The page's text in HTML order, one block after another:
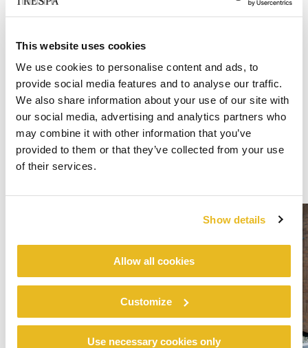
This website uses cookies
We use cookies to personalise content and ads, to
provide social media features and to analyse our traffic.
We also share information about your use of our site with
our social media, advertising and analytics partners who
may combine it with other information that you’ve
provided to them or that they’ve collected from your use
of their services.
Show details
Allow all cookies
Customize
Use necessary cookies only